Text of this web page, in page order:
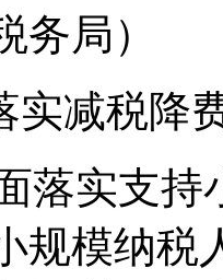
务局）
实减税降
落实支
规模纳税